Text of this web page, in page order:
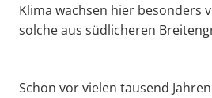
Klima wachsen hier besonders
solche aus südlicheren
Schon vor vielen tausend